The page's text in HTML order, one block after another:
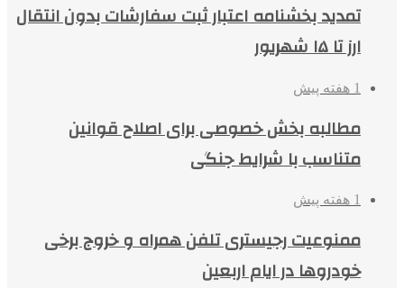
تمدید بخشنامه اعتبار ثبت سفارشات بدون انتقال
ارز تا ۱۵ شهریور
1 هفته پیش
مطالبه بخش خصوصی برای اصلاح قوانین
متناسب با شرایط جنگی
1 هفته پیش
ممنوعیت رجیستری تلفن همراه و خروج برخی
خودروها در ایام اربعین